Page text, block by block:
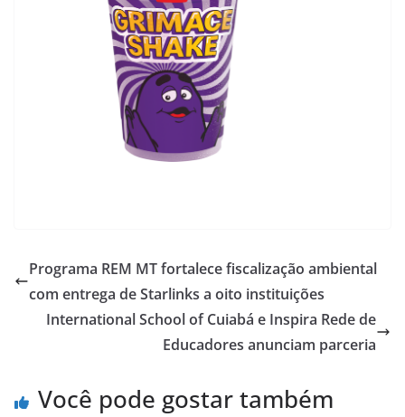
Programa REM MT fortalece fiscalização ambiental
com entrega de Starlinks a oito instituições
International School of Cuiabá e Inspira Rede de
Educadores anunciam parceria
Você pode gostar também